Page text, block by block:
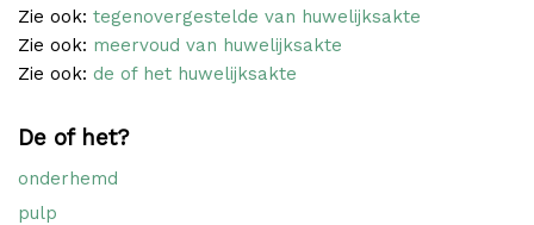
Zie ook: tegenovergestelde van huwelijksakte
Zie ook: meervoud van huwelijksakte
Zie ook: de of het huwelijksakte
De of het?
onderhemd
pulp